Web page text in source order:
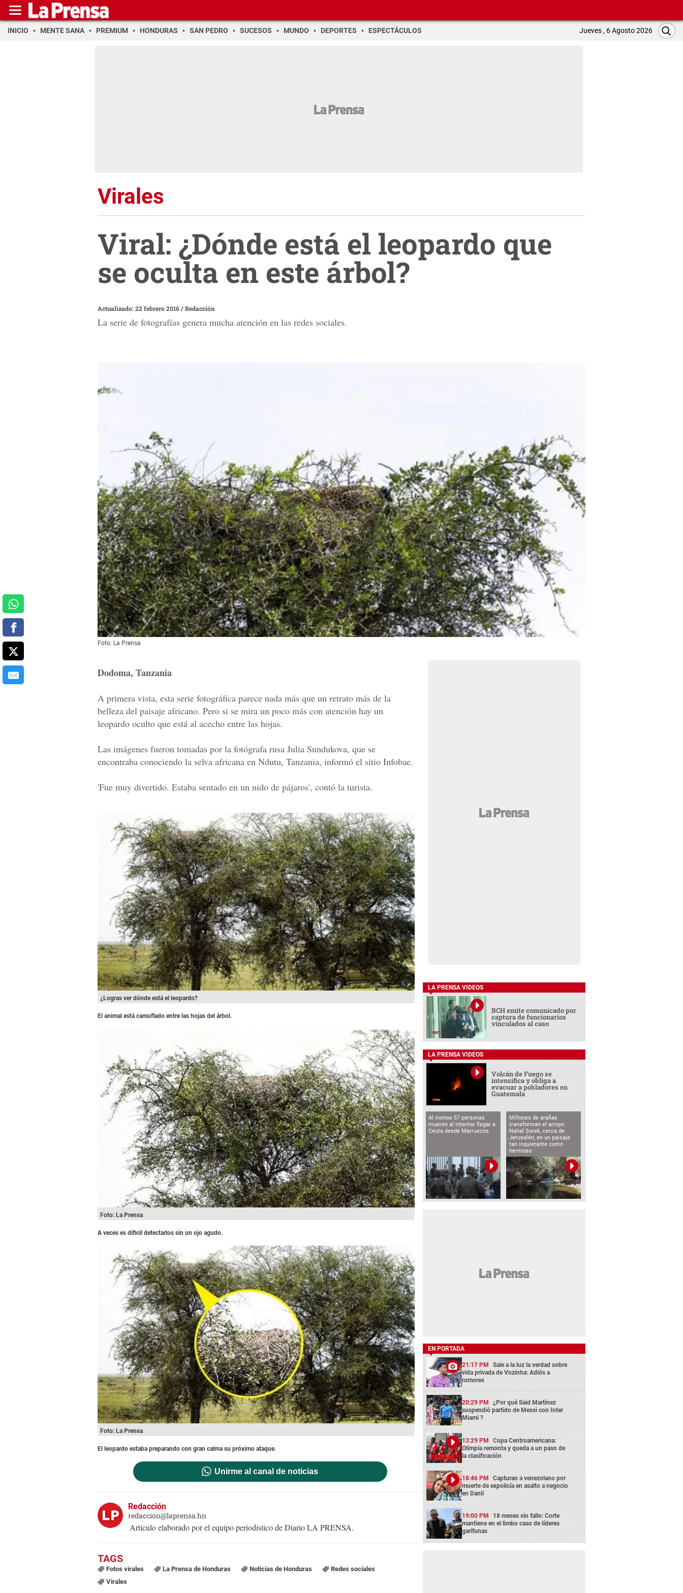
INICIO MENTE SANA PREMIUM HONDURAS SAN PEDRO SUCESOS MUNDO DEPORTES ESPECTÁCULOS Jueves , 6 Agosto 2026
Virales
Viral: ¿Dónde está el leopardo que
se oculta en este árbol?
Actualizado: 22 febrero 2016/Redacción
La serie de fotografías genera mucha atención en las redes sociales.
Foto: La Prensa
Dodoma, Tanzania
A primera vista, esta serie fotográfica parece nada más que un retrato más de la
belleza del paisaje africano. Pero si se mira un poco más con atención hay un
leopardo oculto que está al acecho entre las hojas.
Las imágenes fueron tomadas por la fotógrafa rusa Julia Sundukova, que se
encontraba conociendo la selva africana en Ndutu, Tanzania, informó el sitio Infobae.
'Fue muy divertido. Estaba sentado en un nido de pájaros', contó la turista.
¿Logras ver dónde está el leopardo?
El animal está camuflado entre las hojas del árbol.
Foto: La Prensa
A veces es díficil detectarlos sin un ojo agudo.
Foto: La Prensa
El leopardo estaba preparando con gran calma su próximo ataque.
Unirme al canal de noticias
Redacción
redaccion@laprensa.hn
Artículo elaborado por el equipo periodístico de Diario LA PRENSA.
Fotos virales La Prensa de Honduras Noticias de Honduras
Redes sociales
Virales
LA PRENSA VIDEOS
BCH emite comunicado por
captura de funcionarios
vinculados al caso
LA PRENSA VIDEOS
Volcán de Fuego se
intensifica y obliga a
evacuar a pobladores en
Guatemala
Al menos 57 personas
mueren al intentar llegar a
Ceuta desde Marruecos
Millones de arañas
transforman el arroyo
Nahal Sorek, cerca de
Jerusalén, en un paisaje
tan inquietante como
hermoso
EN PORTADA
21:17 PM Sale a la luz la verdad sobre
vida privada de Vozinha: Adiós a
rumores
20:29 PM ¿Por qué Said Martínez
suspendió partido de Messi con Inter
Miami ?
13:29 PM Copa Centroamericana:
Olimpia remonta y queda a un paso de
la clasificación
18:46 PM Capturan a venezolano por
muerte de expolicía en asalto a negocio
en Danlí
19:00 PM 18 meses sin fallo: Corte
mantiene en el limbo caso de líderes
garífunas